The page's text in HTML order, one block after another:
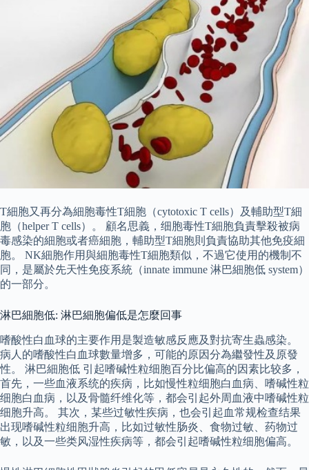
T細胞又再分為細胞毒性T細胞（cytotoxic T cells）及輔助型T細
胞（helper T cells）。 顧名思義，细胞毒性T細胞負責擊殺被病
毒感染的細胞或者癌細胞，輔助型T細胞則負責協助其他免疫細
胞。 NK細胞作用與細胞毒性T細胞類似，不過它使用的機制不
同，是屬於先天性免疫系統（innate immune 淋巴細胞低 system）
的一部分。
淋巴細胞低: 淋巴細胞偏低是怎麼回事
嗜酸性白血球的主要作用是製造敏感反應及對抗寄生蟲感染。
病人的嗜酸性白血球數量增多，可能的原因分為繼發性及原發
性。 淋巴細胞低 引起嗜碱性粒细胞百分比偏高的因素比较多，
首先，一些血液系统的疾病，比如慢性粒细胞白血病、嗜碱性粒
细胞白血病，以及骨髓纤维化等，都会引起外周血液中嗜碱性粒
细胞升高。 其次，某些过敏性疾病，也会引起血常规检查结果
出现嗜碱性粒细胞升高，比如过敏性肠炎、食物过敏、药物过
敏，以及一些类风湿性疾病等，都会引起嗜碱性粒细胞偏高。